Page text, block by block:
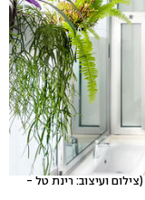
(צילום ועיצוב: רינת טל -